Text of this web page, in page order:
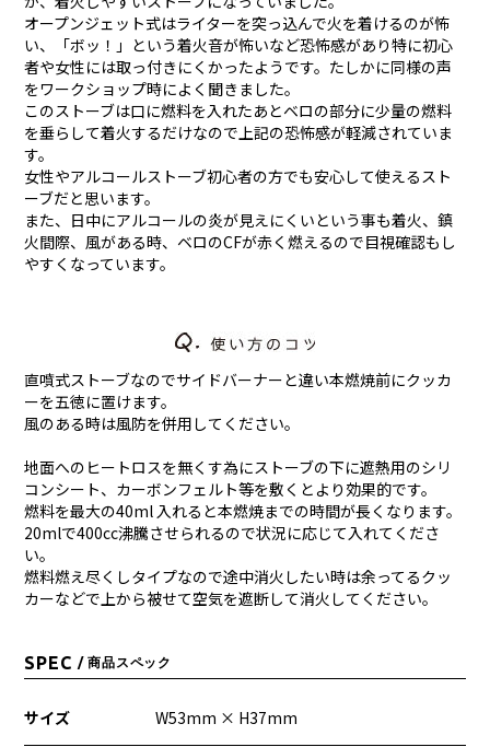
オープンジェット式はライターを突っ込んで火を着けるのが怖
い、「ボッ！」という着火音が怖いなど恐怖感があり特に初心
者や女性には取っ付きにくかったようです。たしかに同様の声
をワークショップ時によく聞きました。
このストーブは口に燃料を入れたあとベロの部分に少量の燃料
を垂らして着火するだけなので上記の恐怖感が軽減されていま
す。
女性やアルコールストーブ初心者の方でも安心して使えるスト
ーブだと思います。
また、日中にアルコールの炎が見えにくいという事も着火、鎮
火間際、風がある時、ベロのCFが赤く燃えるので目視確認もし
やすくなっています。
直噴式ストーブなのでサイドバーナーと違い本燃焼前にクッカ
ーを五徳に置けます。
風のある時は風防を併用してください。
地面へのヒートロスを無くす為にストーブの下に遮熱用のシリ
コンシート、カーボンフェルト等を敷くとより効果的です。
燃料を最大の40ml 入れると本燃焼までの時間が長くなります。
20mlで400cc沸騰させられるので状況に応じて入れてくださ
い。
燃料燃え尽くしタイプなので途中消火したい時は余ってるクッ
カーなどで上から被せて空気を遮断して消火してください。
SPEC / 商品スペック
サイズ W53mm × H37mm